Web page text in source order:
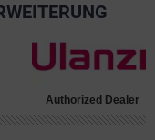
Authorized Dealer